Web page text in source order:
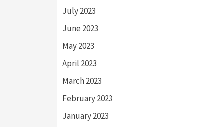
July 2023
June 2023
May 2023
April 2023
March 2023
February 2023
January 2023